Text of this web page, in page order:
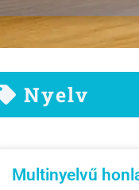
Nyelv
Multinyelvű